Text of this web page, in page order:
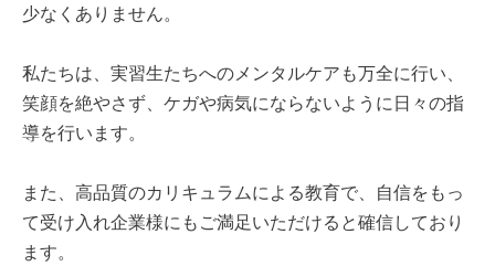
少なくありません。
私たちは、実習生たちへのメンタルケアも万全に行い、
笑顔を絶やさず、ケガや病気にならないように日々の指
導を行います。
また、高品質のカリキュラムによる教育で、自信をもっ
て受け入れ企業様にもご満足いただけると確信しており
ます。